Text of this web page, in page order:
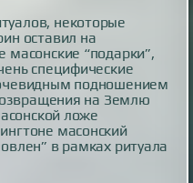
некоторые
оставил на
масонские “подарки”,
специфические
подношением
на Землю
ложе
масонский
в рамках ритуала